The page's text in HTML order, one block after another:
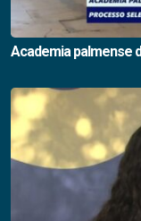
Academia palmense